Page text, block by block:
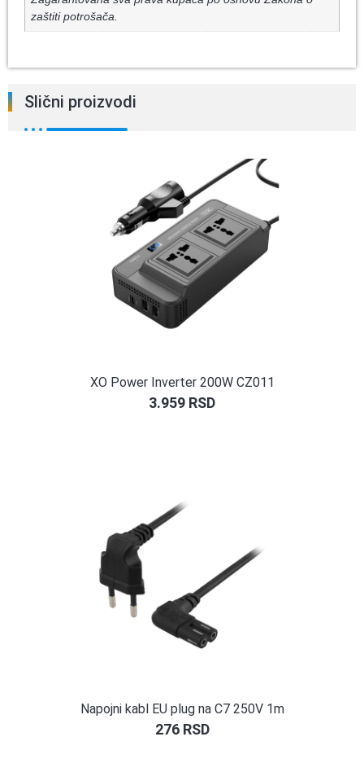
zaštiti potrošača.
Slični proizvodi
XO Power Inverter 200W CZ011
3.959 RSD
Napojni kabl EU plug na C7 250V 1m
276 RSD